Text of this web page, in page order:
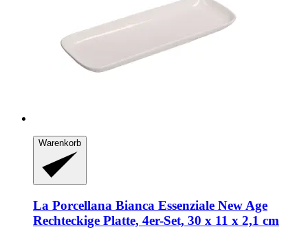
Warenkorb
La Porcellana Bianca Essenziale New Age
Rechteckige Platte, 4er-​Set, 30 x 11 x 2,1 cm